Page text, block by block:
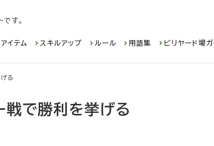
す。
イテム スキルアップ ルール 用語集 ビリヤード場ガ
る
戦で勝利を挙げる